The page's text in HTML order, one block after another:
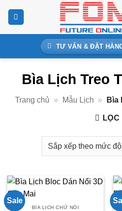
TƯ VẤN & ĐẶT
Bìa Lịch Treo
Trang chủ » Mẫu Lịch » Bìa
LỌC
Sale
BÌA LỊCH CHỮ NỔI